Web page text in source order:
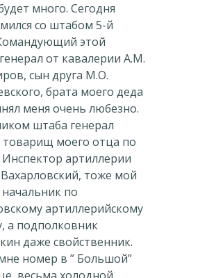
много. Сегодня
со штабом 5-й
этой
от кавалерии А.М.
сын друга М.О.
брата моего деда
меня очень любезно.
штаба генерал
моего отца по
Инспектор артиллерии
тоже мой
по
артиллерийскому
а подполковник
даже свойственник.
номер в ” Большой”